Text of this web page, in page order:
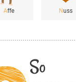
Affe Nuss
So